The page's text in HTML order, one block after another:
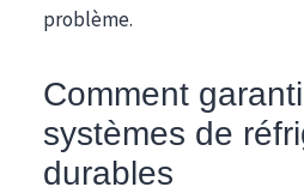
problème.
Comment
systèmes de
durables